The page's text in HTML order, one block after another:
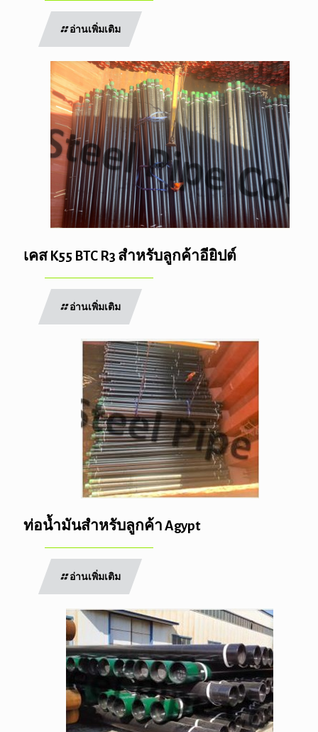
อ่านเพิ่มเติม
เคส K55 BTC R3 สำหรับลูกค้าอียิปต์
อ่านเพิ่มเติม
ท่อน้ำมันสำหรับลูกค้า Agypt
อ่านเพิ่มเติม